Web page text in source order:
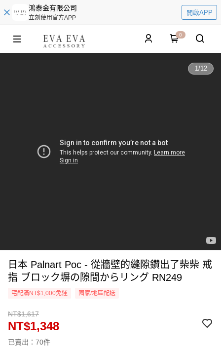
鴻泰金有限公司
立刻使用官方APP
開啟APP
0
1/12
日本 Palnart Poc - 從牆壁的縫隙鑽出了柴柴 戒
指 ブロック塀の隙間からリング RN249
宅配滿NT$1,000免運 國家/地區配送
NT$1,617
NT$1,348
已賣出：70件